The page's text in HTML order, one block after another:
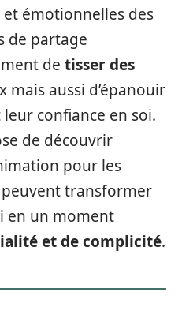
et émotionnelles des
de partage
de tisser des
mais aussi d’épanouir
confiance en soi.
de découvrir
pour les
peuvent transformer
en un moment
et de complicité.